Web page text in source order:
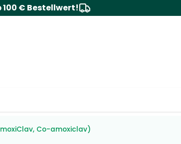
€ Bestellwert!
Co-amoxiclav)